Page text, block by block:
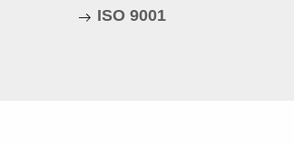
ISO 9001